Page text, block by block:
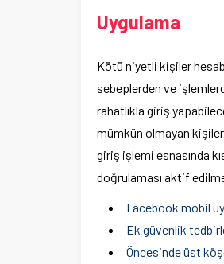
Uygulama
Kötü niyetli kişiler
sebeplerden ve
rahatlıkla giriş
mümkün olmayan kişiler
giriş işlemi esnasında
doğrulaması aktif
Facebook mobil
Ek güvenlik
Öncesinde üst